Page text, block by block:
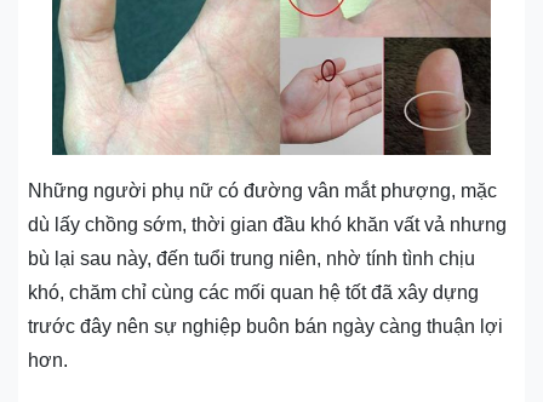
Những người phụ nữ có đường vân mắt phượng, mặc
dù lấy chồng sớm, thời gian đầu khó khăn vất vả nhưng
bù lại sau này, đến tuổi trung niên, nhờ tính tình chịu
khó, chăm chỉ cùng các mối quan hệ tốt đã xây dựng
trước đây nên sự nghiệp buôn bán ngày càng thuận lợi
hơn.